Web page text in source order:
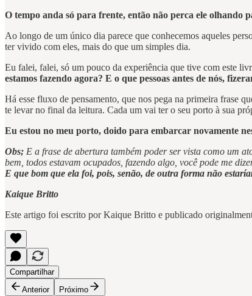
O tempo anda só para frente, então não perca ele olhando
Ao longo de um único dia parece que conhecemos aqueles
ter vivido com eles, mais do que um simples dia.
Eu falei, falei, só um pouco da experiência que tive com este
estamos fazendo agora? E o que pessoas antes de nós,
Há esse fluxo de pensamento, que nos pega na primeira frase
te levar no final da leitura. Cada um vai ter o seu porto à sua
Eu estou no meu porto, doido para embarcar novamente
Obs; E a frase de abertura também poder ser vista como um
bem, todos estavam ocupados, fazendo algo, você pode me
E que bom que ela foi, pois, senão, de outra forma não
Kaique Britto
Este artigo foi escrito por Kaique Britto e publicado
Compartilhar
Anterior
Próximo